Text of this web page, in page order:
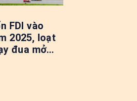
FDI vào
2025, loạt
đua mở